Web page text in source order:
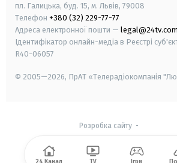
пл. Галицька, буд. 15, м. Львів, 79008
Телефон +380 (32) 229-77-77
Адреса електронної пошти —
Ідентифікатор онлайн-медіа в Реєстрі
R40-06057
© 2005—2026, ПрАТ «Телерадіокомпанія
Розробка сайту-
24 Канал TV Ігри